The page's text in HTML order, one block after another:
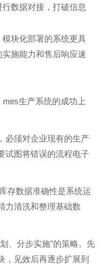
数据对接，打破信息
块化部署的系统更具
施能力和售后响应速
mes生产系统的成功上
必须对企业现有的生产
试图将错误的流程电子
存数据准确性是系统运
力清洗和整理基础数
、分步实施”的策略。先
，见效后再逐步扩展到